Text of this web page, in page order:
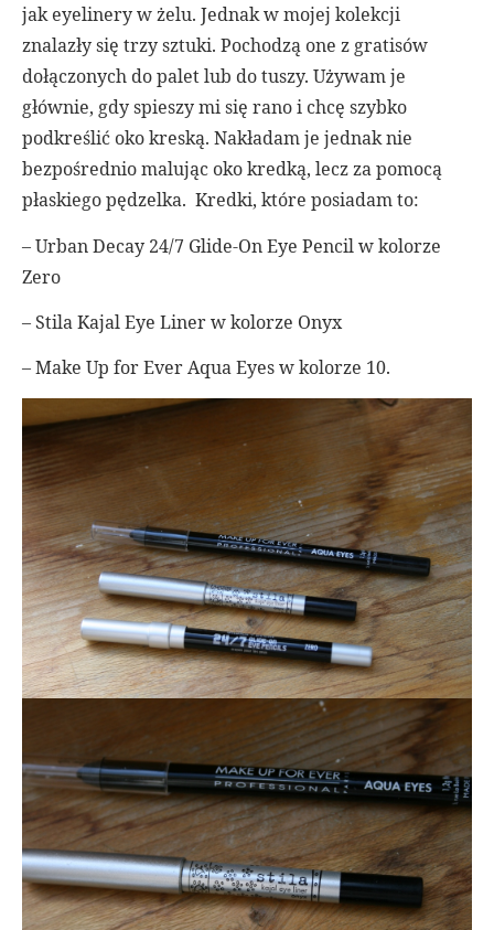
jak eyelinery w żelu. Jednak w mojej kolekcji
znalazły się trzy sztuki. Pochodzą one z gratisów
dołączonych do palet lub do tuszy. Używam je
głównie, gdy spieszy mi się rano i chcę szybko
podkreślić oko kreską. Nakładam je jednak nie
bezpośrednio malując oko kredką, lecz za pomocą
płaskiego pędzelka. Kredki, które posiadam to:
– Urban Decay 24/7 Glide-On Eye Pencil w kolorze
Zero
– Stila Kajal Eye Liner w kolorze Onyx
– Make Up for Ever Aqua Eyes w kolorze 10.